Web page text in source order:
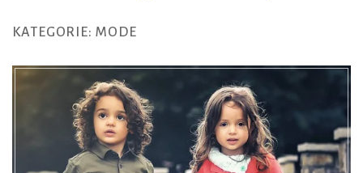
KATEGORIE: MODE